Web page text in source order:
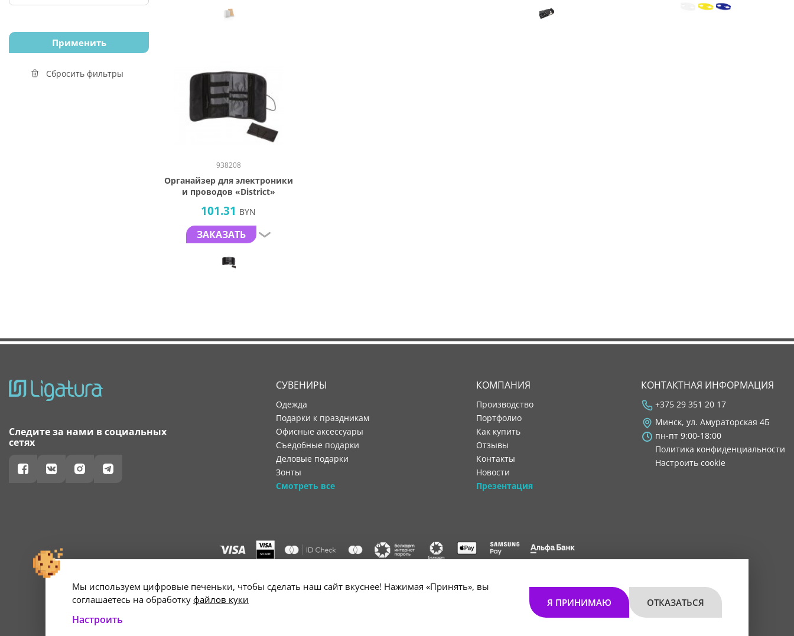
Сбросить фильтры
938208
Органайзер для электроники
и проводов «District»
101.31 BYN
ЗАКАЗАТЬ
Следите за нами в социальных
сетях
СУВЕНИРЫ
Одежда
Подарки к праздникам
Офисные аксессуары
Съедобные подарки
Деловые подарки
Зонты
Смотреть все
КОМПАНИЯ
производство
портфолио
как купить
отзывы
контакты
новости
Презентация
КОНТАКТНАЯ ИНФОРМАЦИЯ
+375 29 351 20 17
Минск, ул. Амураторская 4Б
пн-пт 9:00-18:00
Политика конфиденциальности
Настроить cookie
г. Минск, ул. Амураторская, 4Б, цокольный этаж, помещение 3. Р/с BY34 ALFA 3012 2B24 8200 1027 0000"
Свидетельство о государственной регистрации №193602931 выдано Минским горисполкомом 30.11.2021 г.
Мы используем цифровые печеньки, чтобы сделать наш сайт вкуснее! Нажимая «Принять», вы
соглашаетесь на обработку файлов куки
Настроить
Я ПРИНИМАЮ ОТКАЗАТЬСЯ